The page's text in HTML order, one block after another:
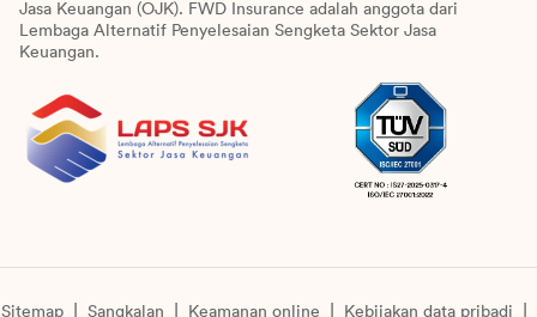
Jasa Keuangan (OJK). FWD Insurance adalah anggota dari
Lembaga Alternatif Penyelesaian Sengketa Sektor Jasa
Keuangan.
Sitemap Sangkalan Keamanan online Kebijakan data pribadi